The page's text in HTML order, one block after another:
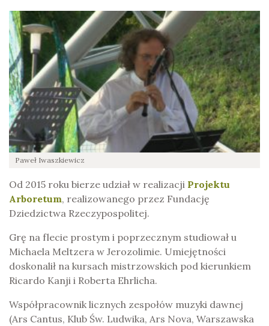
Paweł Iwaszkiewicz
Od 2015 roku bierze udział w realizacji Projektu
Arboretum, realizowanego przez Fundację
Dziedzictwa Rzeczypospolitej.
Grę na flecie prostym i poprzecznym studiował u
Michaela Meltzera w Jerozolimie. Umiejętności
doskonalił na kursach mistrzowskich pod kierunkiem
Ricardo Kanji i Roberta Ehrlicha.
Współpracownik licznych zespołów muzyki dawnej
(Ars Cantus, Klub Św. Ludwika, Ars Nova, Warszawska